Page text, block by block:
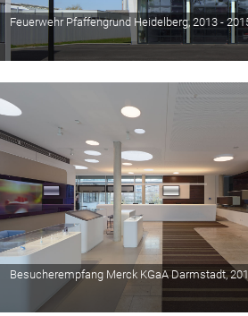
Feuerwehr Pfaffengrund Heidelberg, 2013 -
Besucherempfang Merck KGaA Darmstadt,